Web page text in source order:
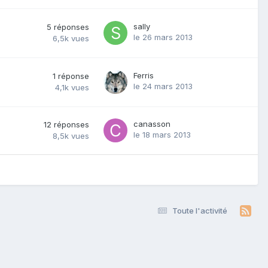
5 réponses
6,5k vues
sally
le 26 mars 2013
1 réponse
4,1k vues
Ferris
le 24 mars 2013
12 réponses
8,5k vues
canasson
le 18 mars 2013
Toute l'activité